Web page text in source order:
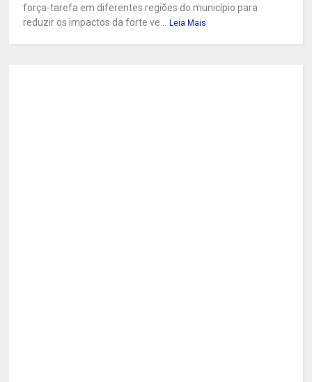
força-tarefa em diferentes regiões do município para
reduzir os impactos da forte ve... Leia Mais